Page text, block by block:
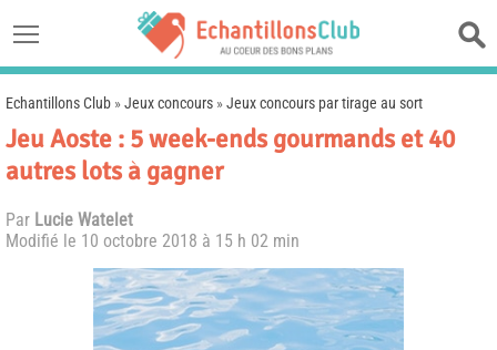
Echantillons Club »Jeux concours »Jeux concours par tirage au sort
Jeu Aoste : 5 week-ends gourmands et 40
autres lots à gagner
Par Lucie Watelet
Modifié le 10 octobre 2018 à 15 h 02 min